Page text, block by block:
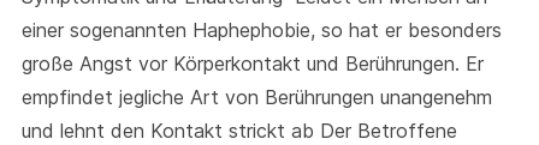
einer sogenannten Haphephobie, so hat er besonders
große Angst vor Körperkontakt und Berührungen. Er
empfindet jegliche Art von Berührungen unangenehm
und lehnt den Kontakt strickt ab Der Betroffene